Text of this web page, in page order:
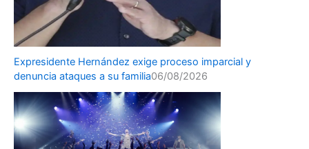
Expresidente Hernández exige proceso imparcial y
denuncia ataques a su familia06/08/2026